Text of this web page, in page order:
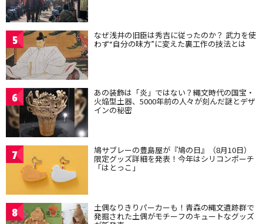
5 なぜ浅井の旧臣は秀吉に従ったのか？ 武力を使
わず“自分の味方”に変えた裏工作の技法とは
6 あの装飾は「炎」ではない？縄文時代の国宝・
火焔型土器、5000年前の人々が刻んだ謎とデザ
インの秘密
7 鳩サブレーの豊島屋が『鳩の日』（8月10日）
限定グッズ詳細を発表！今年はシリコンポーチ
「はとっこ」
8 土偶なりきりパーカーも！青森の縄文遺跡群で
発掘された土偶がモチーフのキュートなグッズ